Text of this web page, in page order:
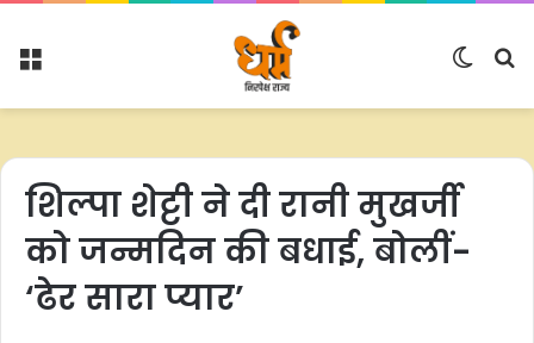
Menu
Switch
शिल्पा शेट्टी ने दी रानी मुखर्जी
को जन्मदिन की बधाई, बोलीं-
‘ढेर सारा प्यार’